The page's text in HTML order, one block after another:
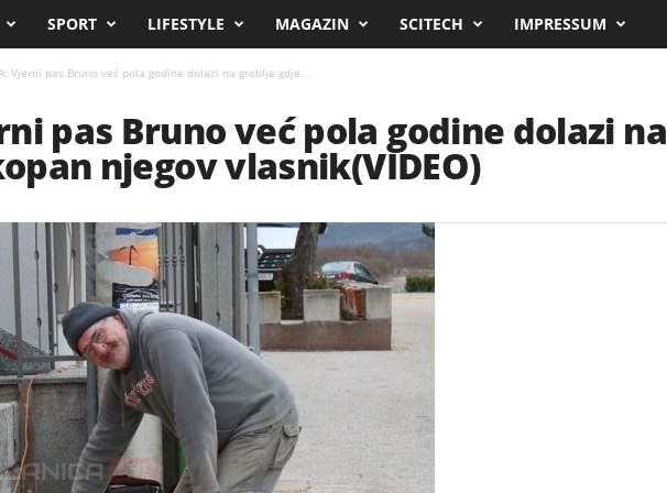
SPORT LIFESTYLE MAGAZIN SCITECH IMPRESSUM
Vjerni pas Bruno već pola godine dolazi na groblje gdje...
pas Bruno već pola godine dolazi na
njegov vlasnik(VIDEO)